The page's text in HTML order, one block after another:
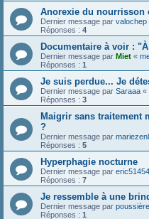
Anorexie du nourrisson
Dernier message par valochep
Réponses : 4
Documentaire à voir :
Dernier message par Miet «
Réponses : 1
Je suis perdue... Je
Dernier message par Saraaa «
Réponses : 3
Maigrir sans traitement
?
Dernier message par
Réponses : 5
Hyperphagie nocturne
Dernier message par eric51454
Réponses : 7
Je ressemble à une
Dernier message par poussière
Réponses : 1